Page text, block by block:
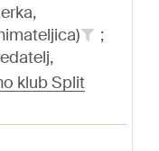
;
klub Split